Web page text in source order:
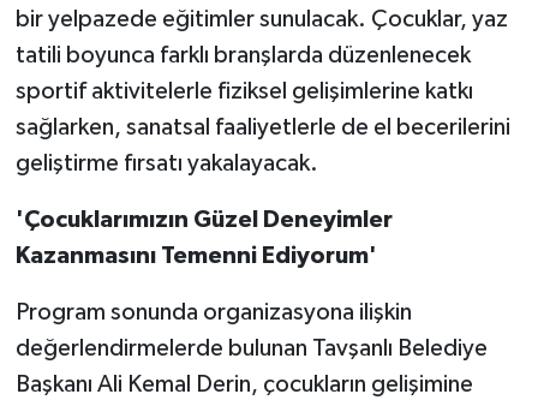
bir yelpazede eğitimler sunulacak. Çocuklar, yaz
tatili boyunca farklı branşlarda düzenlenecek
sportif aktivitelerle fiziksel gelişimlerine katkı
sağlarken, sanatsal faaliyetlerle de el becerilerini
geliştirme fırsatı yakalayacak.
'Çocuklarımızın Güzel Deneyimler
Kazanmasını Temenni Ediyorum'
Program sonunda organizasyona ilişkin
değerlendirmelerde bulunan Tavşanlı Belediye
Başkanı Ali Kemal Derin, çocukların gelişimine